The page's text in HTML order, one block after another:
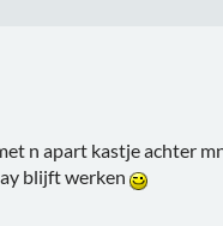
n apart kastje achter
blijft werken